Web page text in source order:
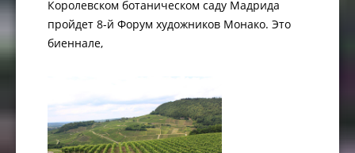
Королевском ботаническом саду Мадрида
пройдет 8-й Форум художников Монако. Это
биеннале,